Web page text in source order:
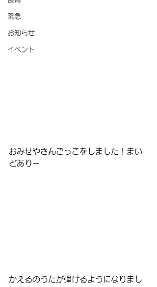
緊急
お知らせ
イベント
おみせやさんごっこをしました！まい
どありー
かえるのうたが弾けるようになりまし